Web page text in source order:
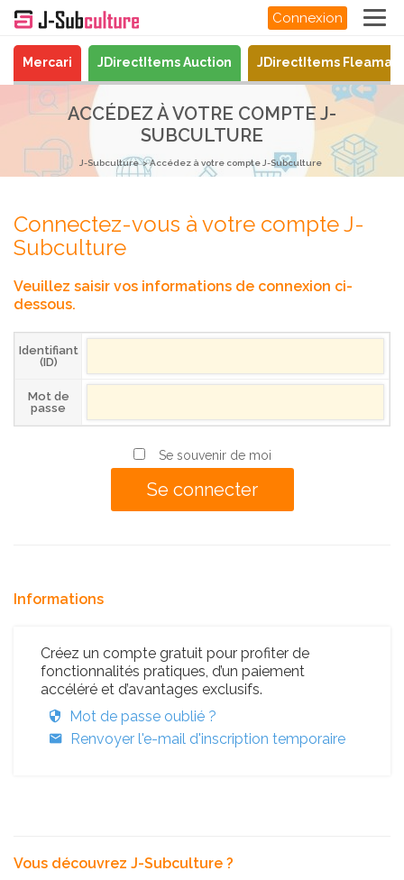
Connexion
Mercari JDirectItems Auction JDirectItems
ACCÉDEZ À VOTRE COMPTE J-
SUBCULTURE
J-Subculture Accédez à votre compte J-Subculture
Connectez-vous à votre compte J-
Subculture
Veuillez saisir vos informations de connexion ci-
dessous.
Identifiant
(ID)
Mot de
passe
Se souvenir de moi
Informations
Créez un compte gratuit pour profiter de
fonctionnalités pratiques, d’un paiement
accéléré et d’avantages exclusifs.
Mot de passe oublié ?
Renvoyer l'e-mail d'inscription temporaire
Vous découvrez J-Subculture ?